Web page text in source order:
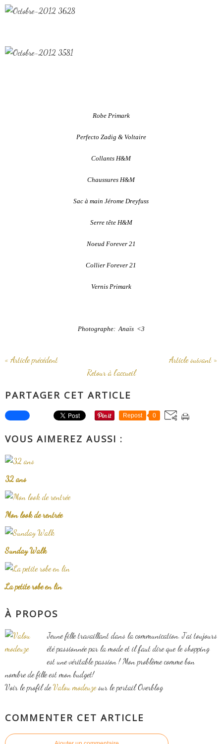
Robe Primark
Perfecto Zadig & Voltaire
Collants H&M
Chaussures H&M
Sac à main Jérome Dreyfuss
Serre tête H&M
Noeud Forever 21
Collier Forever 21
Vernis Primark
Photographe: Anaïs <3
« Article précédent
Article suivant »
Retour à l'accueil
PARTAGER CET ARTICLE
Repost 0
VOUS AIMEREZ AUSSI :
32 ans
Mon look de rentrée
Sunday Walk
La petite robe en lin
À PROPOS
Jeune fille travaillant dans la communication. J'ai toujours
été passionnée par la mode et il faut dire que le shopping
est une véritable passion ! Mon problème comme bon
nombre de fille est mon budget!
Voir le profil deValou modeuzesur le portail Overblog
COMMENTER CET ARTICLE